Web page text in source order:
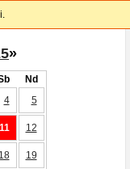
»
Nd
4 5
11 12
18 19